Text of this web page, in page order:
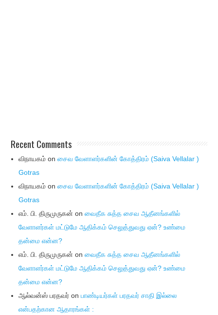
Recent Comments
விநாயகம் onசைவ வேளாளர்களின் கோத்திரம் (Saiva Vellalar )
Gotras
விநாயகம் onசைவ வேளாளர்களின் கோத்திரம் (Saiva Vellalar )
Gotras
எம். பி. திருமுருகன் onவைதீக சுத்த சைவ ஆதீனங்களில்
வேளாளர்கள் மட்டுமே ஆதிக்கம் செலுத்துவது ஏன்? உண்மை
தன்மை என்ன?
எம். பி. திருமுருகன் onவைதீக சுத்த சைவ ஆதீனங்களில்
வேளாளர்கள் மட்டுமே ஆதிக்கம் செலுத்துவது ஏன்? உண்மை
தன்மை என்ன?
ஆல்வன்ஸ் பரதவர் onபாண்டியர்கள் பரதவர் சாதி இல்லை
என்பதற்கான ஆதாரங்கள் :